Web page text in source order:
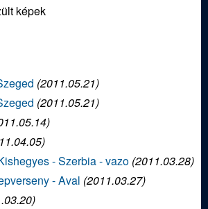
képek
(2011.05.21)
(2011.05.21)
)
)
- Szerbia - vazo (2011.03.28)
- Aval (2011.03.27)
)